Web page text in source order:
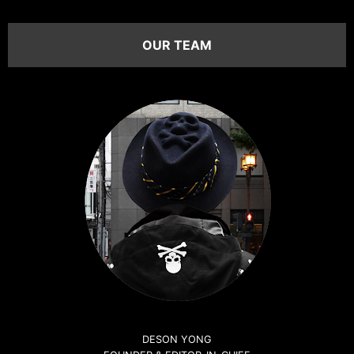
OUR TEAM
DESON YONG